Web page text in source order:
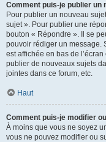
Comment puis-je publier un
Pour publier un nouveau
sujet ». Pour publier une
bouton « Répondre ». Il se
pouvoir rédiger un message.
est affichée en bas de
publier de nouveaux sujets
jointes dans ce forum, etc.
Haut
Comment puis-je modifier
À moins que vous ne soyez
vous ne pouvez modifier ou